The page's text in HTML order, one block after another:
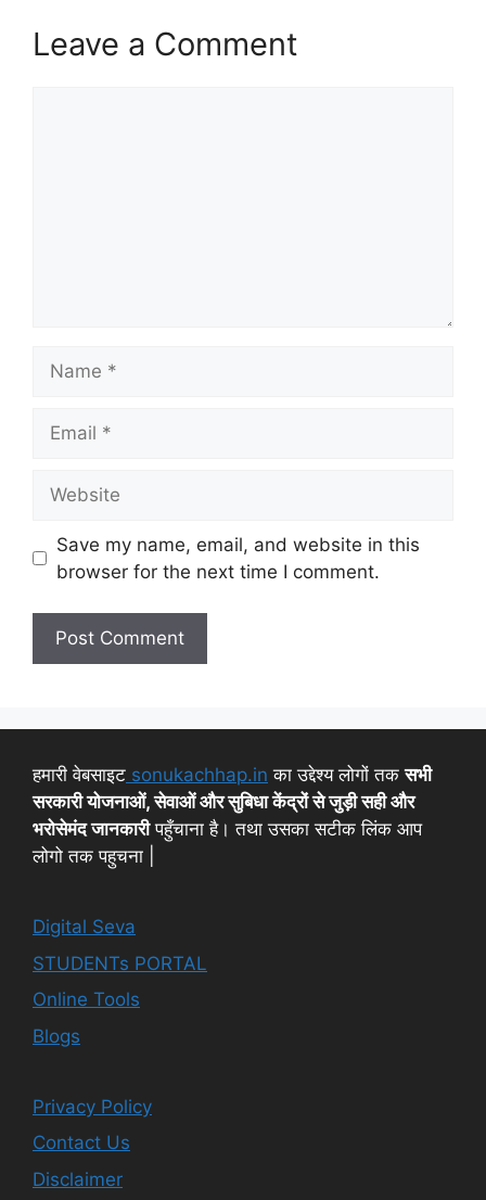
Leave a Comment
Save my name, email, and website in this
browser for the next time I comment.
हमारी वेबसाइट sonukachhap.in का उद्देश्य लोगों तकसभी
सरकारी योजनाओं, सेवाओं और सुबिधा केंद्रों से जुड़ी सही और
भरोसेमंद जानकारीपहुँचाना है। तथा उसका सटीक लिंक आप
लोगो तक पहुचना |
Digital Seva
STUDENTs PORTAL
Online Tools
Blogs
Privacy Policy
Contact Us
Disclaimer